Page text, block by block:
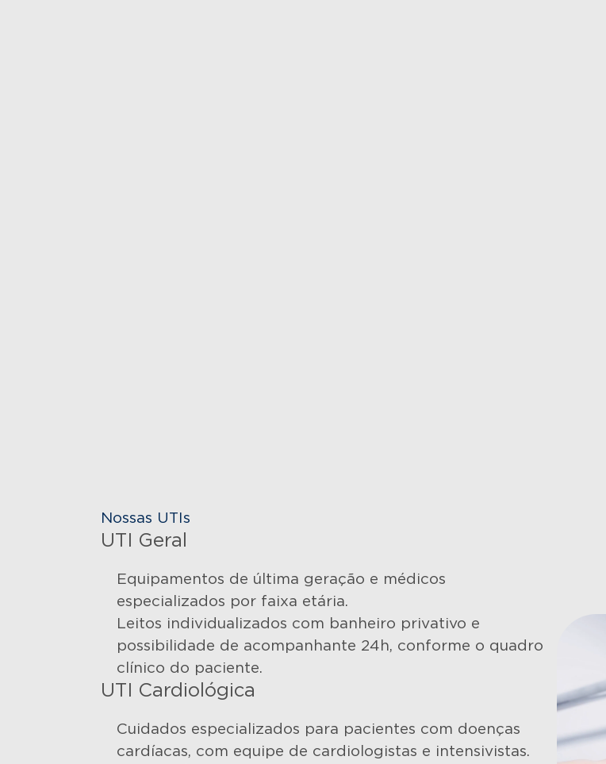
Nossas UTIs
UTI Geral
Equipamentos de última geração e médicos
especializados por faixa etária.
Leitos individualizados com banheiro privativo e
possibilidade de acompanhante 24h, conforme o quadro
clínico do paciente.
UTI Cardiológica
Cuidados especializados para pacientes com doenças
cardíacas, com equipe de cardiologistas e intensivistas.